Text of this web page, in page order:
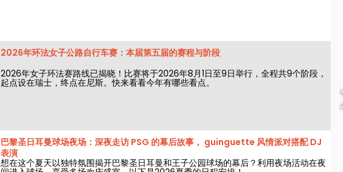
2026年环法女子公路自行车赛：本届第五届的赛程与阶段
2026年女子环法赛路线已揭晓！比赛将于2026年8月1日至9日举行，全程共9个阶段，
起点设在瑞士，终点在尼斯。快来看看今年有哪些看点。
巴黎圣日耳曼球场夜场：深夜走访 PSG 的幕后故事， guinguette 风情派对搭配 DJ
表演
想在这个夏天以独特氛围揭开巴黎圣日耳曼和王子公园球场的幕后？利用夜场活动在夜